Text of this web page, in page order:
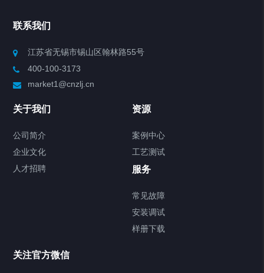
联系我们
江苏省无锡市锡山区翰林路55号
400-100-3173
market1@cnzlj.cn
关于我们
公司简介
企业文化
人才招聘
资源
案例中心
工艺测试
服务
常见故障
安装调试
样册下载
关注官方微信